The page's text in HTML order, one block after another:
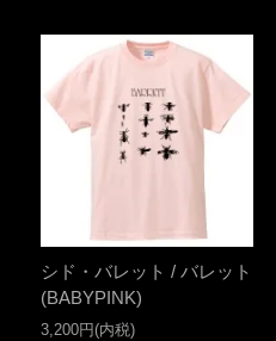
シド・バレット / バレット
(BABYPINK)
3,200円(内税)